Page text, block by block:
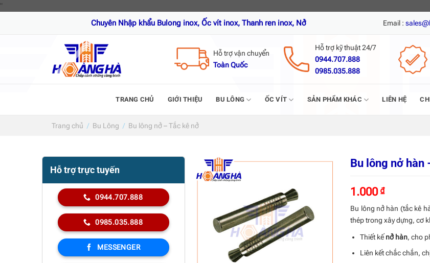
"
Chuyên Nhập khẩu Bulong inox, Ốc vít inox, Thanh ren inox, Nở đạn inox, Tắc kê nở inox, Vít tự khoan inox,
Email :
Hỗ trợ vận chuyển
Toàn Quốc
Hỗ trợ kỹ thuật 24/7
0944.707.888
0985.035.888
TRANG CHỦ GIỚI THIỆU BU LÔNG ỐC VÍT SẢN PHẨM KHÁC LIÊN HỆ
Trang chủ / Bu Lông / Bu lông nở – Tắc kê nở
Hỗ trợ trực tuyến
0944.707.888
0985.035.888
MESSENGER
Bu lông nở hàn
1.000₫
Bu lông nở hàn (tắc kê
thép trong xây dựng, cơ
Thiết kếnở hàn, cho
Liên kết chắc chắn,